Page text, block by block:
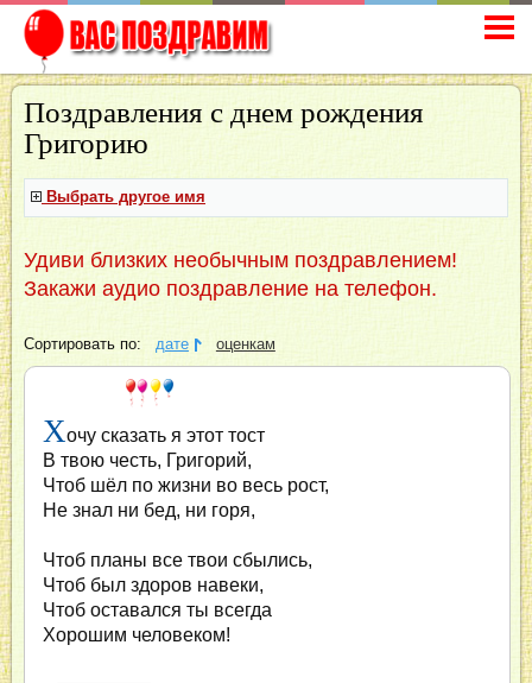
Поздравления с днем рождения
Григорию
Выбрать другое имя
Удиви близких необычным поздравлением!
Закажи аудио поздравление на телефон.
Сортировать по: дате оценкам
Хочу сказать я этот тост
В твою честь, Григорий,
Чтоб шёл по жизни во весь рост,
Не знал ни бед, ни горя,
Чтоб планы все твои сбылись,
Чтоб был здоров навеки,
Чтоб оставался ты всегда
Хорошим человеком!